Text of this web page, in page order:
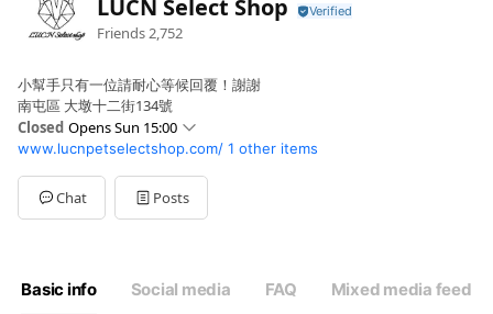
LUCN Select Shop
Friends2,752
小幫手只有一位請耐心等候回覆！謝謝
南屯區 大墩十二街134號
Closed Opens Sun 15:00
Sun15:00 - 18:00
MonClosed
Tue14:00 - 18:00
Wed14:00 - 18:00
15:00 - 18:00
如有不定休會公告在IG🪧
www.lucnpetselectshop.com/ 1 other items
Chat Posts
Basic info Social media FAQ Mixed media feed